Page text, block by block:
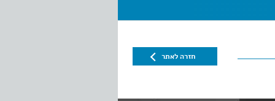
חזרה לאתר